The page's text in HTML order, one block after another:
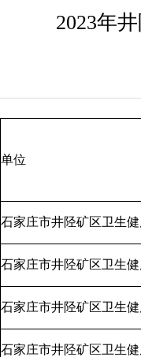
2023年
单位
石家庄市井陉矿区卫生
石家庄市井陉矿区卫生
石家庄市井陉矿区卫生
石家庄市井陉矿区卫生